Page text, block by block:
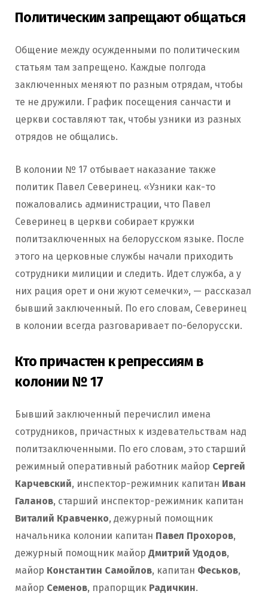
Политическим запрещают общаться
Общение между осужденными по политическим
статьям там запрещено. Каждые полгода
заключенных меняют по разным отрядам, чтобы
те не дружили. График посещения санчасти и
церкви составляют так, чтобы узники из разных
отрядов не общались.
В колонии № 17 отбывает наказание также
политик Павел Северинец. «Узники как-то
пожаловались администрации, что Павел
Северинец в церкви собирает кружки
политзаключенных на белорусском языке. После
этого на церковные службы начали приходить
сотрудники милиции и следить. Идет служба, а у
них рация орет и они жуют семечки», — рассказал
бывший заключенный. По его словам, Северинец
в колонии всегда разговаривает по-белорусски.
Кто причастен к репрессиям в
колонии № 17
Бывший заключенный перечислил имена
сотрудников, причастных к издевательствам над
политзаключенными. По его словам, это старший
режимный оперативный работник майор Сергей
Карчевский, инспектор-режимник капитан Иван
Галанов, старший инспектор-режимник капитан
Виталий Кравченко, дежурный помощник
начальника колонии капитан Павел Прохоров,
дежурный помощник майор Дмитрий Удодов,
майор Константин Самойлов, капитан Феськов,
майор Семенов, прапорщик Радичкин.